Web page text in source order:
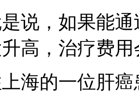
，如果能通
高，治疗费
的一位肝癌